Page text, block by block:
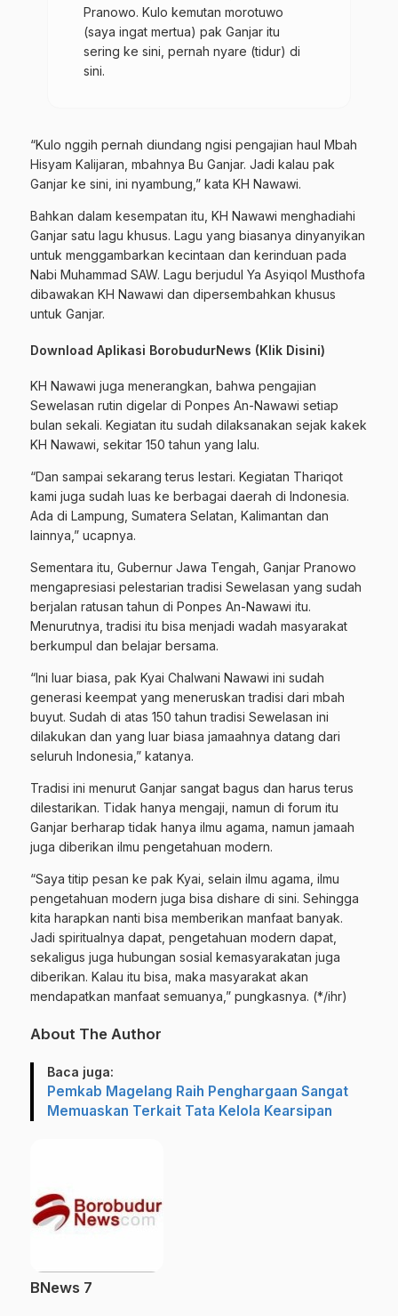
Pranowo. Kulo kemutan morotuwo
(saya ingat mertua) pak Ganjar itu
sering ke sini, pernah nyare (tidur) di
sini.
“Kulo nggih pernah diundang ngisi pengajian haul Mbah
Hisyam Kalijaran, mbahnya Bu Ganjar. Jadi kalau pak
Ganjar ke sini, ini nyambung,” kata KH Nawawi.
Bahkan dalam kesempatan itu, KH Nawawi menghadiahi
Ganjar satu lagu khusus. Lagu yang biasanya dinyanyikan
untuk menggambarkan kecintaan dan kerinduan pada
Nabi Muhammad SAW. Lagu berjudul Ya Asyiqol Musthofa
dibawakan KH Nawawi dan dipersembahkan khusus
untuk Ganjar.
Download Aplikasi BorobudurNews (Klik Disini)
KH Nawawi juga menerangkan, bahwa pengajian
Sewelasan rutin digelar di Ponpes An-Nawawi setiap
bulan sekali. Kegiatan itu sudah dilaksanakan sejak kakek
KH Nawawi, sekitar 150 tahun yang lalu.
“Dan sampai sekarang terus lestari. Kegiatan Thariqot
kami juga sudah luas ke berbagai daerah di Indonesia.
Ada di Lampung, Sumatera Selatan, Kalimantan dan
lainnya,” ucapnya.
Sementara itu, Gubernur Jawa Tengah, Ganjar Pranowo
mengapresiasi pelestarian tradisi Sewelasan yang sudah
berjalan ratusan tahun di Ponpes An-Nawawi itu.
Menurutnya, tradisi itu bisa menjadi wadah masyarakat
berkumpul dan belajar bersama.
“Ini luar biasa, pak Kyai Chalwani Nawawi ini sudah
generasi keempat yang meneruskan tradisi dari mbah
buyut. Sudah di atas 150 tahun tradisi Sewelasan ini
dilakukan dan yang luar biasa jamaahnya datang dari
seluruh Indonesia,” katanya.
Tradisi ini menurut Ganjar sangat bagus dan harus terus
dilestarikan. Tidak hanya mengaji, namun di forum itu
Ganjar berharap tidak hanya ilmu agama, namun jamaah
juga diberikan ilmu pengetahuan modern.
“Saya titip pesan ke pak Kyai, selain ilmu agama, ilmu
pengetahuan modern juga bisa dishare di sini. Sehingga
kita harapkan nanti bisa memberikan manfaat banyak.
Jadi spiritualnya dapat, pengetahuan modern dapat,
sekaligus juga hubungan sosial kemasyarakatan juga
diberikan. Kalau itu bisa, maka masyarakat akan
mendapatkan manfaat semuanya,” pungkasnya. (*/ihr)
About The Author
Baca juga:
Pemkab Magelang Raih Penghargaan Sangat
Memuaskan Terkait Tata Kelola Kearsipan
BNews 7